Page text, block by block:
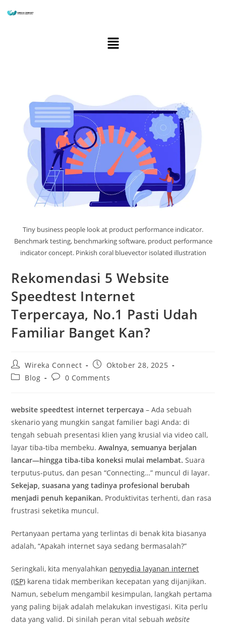
Tiny business people look at product performance indicator.
Benchmark testing, benchmarking software, product performance
indicator concept. Pinkish coral bluevector isolated illustration
Rekomendasi 5 Website
Speedtest Internet
Terpercaya, No.1 Pasti Udah
Familiar Banget Kan?
Wireka Connect
Oktober 28, 2025
Blog
0 Comments
website speedtest internet terpercaya– Ada sebuah
skenario yang mungkin sangat familier bagi Anda: di
tengah sebuah presentasi klien yang krusial via video call,
layar tiba-tiba membeku.Awalnya, semuanya berjalan
lancar—hingga tiba-tiba koneksi mulai melambat. Suara
terputus-putus, dan pesan “Connecting…” muncul di layar.
Sekejap, suasana yang tadinya profesional berubah
menjadi penuh kepanikan. Produktivitas terhenti, dan rasa
frustrasi seketika muncul.
Pertanyaan pertama yang terlintas di benak kita biasanya
adalah, “Apakah internet saya sedang bermasalah?”
Seringkali, kita menyalahkan penyedia layanan internet
(ISP) karena tidak memberikan kecepatan yang dijanjikan.
Namun, sebelum mengambil kesimpulan, langkah pertama
yang paling bijak adalah melakukan investigasi. Kita perlu
data yang valid. Di sinilah peran vital sebuahwebsite